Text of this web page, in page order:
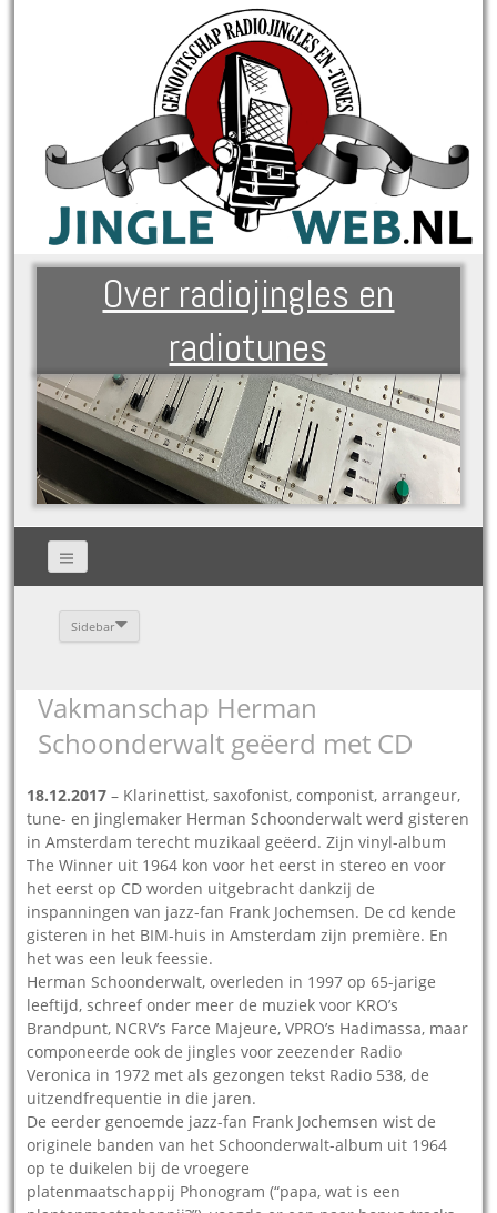
Over radiojingles en
radiotunes
Sidebar
Vakmanschap Herman
Schoonderwalt geëerd met CD
18.12.2017 – Klarinettist, saxofonist, componist, arrangeur,
tune- en jinglemaker Herman Schoonderwalt werd gisteren
in Amsterdam terecht muzikaal geëerd. Zijn vinyl-album
The Winner uit 1964 kon voor het eerst in stereo en voor
het eerst op CD worden uitgebracht dankzij de
inspanningen van jazz-fan Frank Jochemsen. De cd kende
gisteren in het BIM-huis in Amsterdam zijn première. En
het was een leuk feessie.
Herman Schoonderwalt, overleden in 1997 op 65-jarige
leeftijd, schreef onder meer de muziek voor KRO’s
Brandpunt, NCRV’s Farce Majeure, VPRO’s Hadimassa, maar
componeerde ook de jingles voor zeezender Radio
Veronica in 1972 met als gezongen tekst Radio 538, de
uitzendfrequentie in die jaren.
De eerder genoemde jazz-fan Frank Jochemsen wist de
originele banden van het Schoonderwalt-album uit 1964
op te duikelen bij de vroegere
platenmaatschappij Phonogram (“papa, wat is een